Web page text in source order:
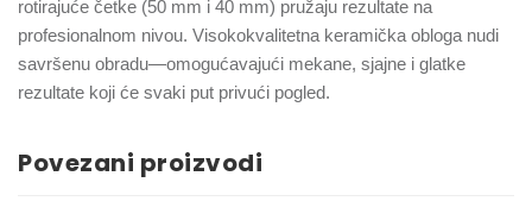
rotirajuće četke (50 mm i 40 mm) pružaju rezultate na
profesionalnom nivou. Visokokvalitetna keramička obloga nudi
savršenu obradu—omogućavajući mekane, sjajne i glatke
rezultate koji će svaki put privući pogled.
Povezani proizvodi